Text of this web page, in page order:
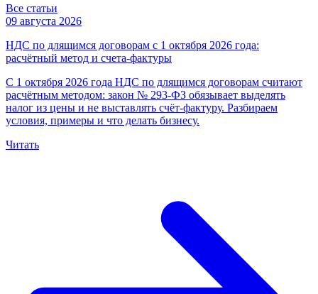
Все статьи
09 августа 2026
НДС по длящимся договорам с 1 октября 2026 года:
расчётный метод и счета-фактуры
С 1 октября 2026 года НДС по длящимся договорам считают
расчётным методом: закон № 293-ФЗ обязывает выделять
налог из цены и не выставлять счёт-фактуру. Разбираем
условия, примеры и что делать бизнесу.
Читать